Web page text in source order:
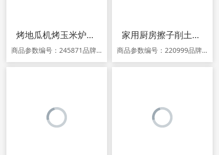
烤地瓜机烤玉米炉地瓜炉商用烤红薯炉子街头番薯机烤苞米炉烤梨机
商品参数编号：245871品牌：格盾型号：gedun-021材质：铸铁产地：中国大陆省份：广东省地市：佛山市内胆材质：不粘涂层生产企业：佛山市志道贸易有限公司加热方式：电热管加热盘数：5盘及以上功率：1KW容量：1L采购地：中国大陆保修期：12个月商品详情 1.关于产品宣传，由于新广告法规定不得采用夸大宣传，故本商城
家用厨房擦子削土豆丝切菜神器多功能刨擦丝器切丁擦萝卜片丝切片
商品参数编号：220999品牌：美之扣颜色分类：性价比之选！切丁刨丝器 灰色(送刨刀+护手器+沥水容器) 切丁切丝切片神器 灰色（送刨刀+护手器+沥水篮） 切丁切丝切片神器 红色（送刨刀+护手器+沥水篮） 切丁切丝切片神器 蓝色（送刨刀+护手器+沥货号：201910117适用人群：大众商品详情 1.关于产品宣传，由于